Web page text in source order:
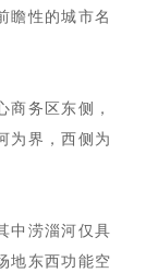
瞻性的城市名
商务区东侧，
为界，西侧为
中涝淄河仅具
地东西功能空